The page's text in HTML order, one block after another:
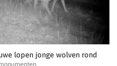
lopen jonge wolven rond